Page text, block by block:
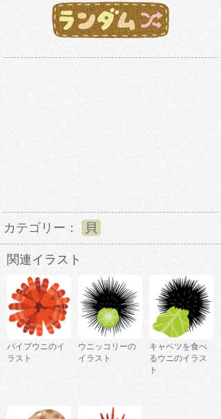
カテゴリー： 貝
関連イラスト
パイプウニのイ
ラスト
ウニッコリーの
イラスト
キャベツを食べ
るウニのイラス
ト